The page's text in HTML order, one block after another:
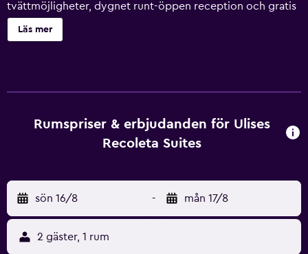
tvättmöjligheter, dygnet runt-öppen reception och gratis
dagstidningar. Ulises Recoleta Suites erbjuder 26
luftkonditionerade rum med minibar och
kabelpremiumkanaler och betalfilmer. Rummen på detta
hotell med 3,5 stjärnor har pentry med kylskåp,
lyxtoalettartiklar och bidéer. Gäster har tillgång till gratis
wi-fi. Boendet tillhandahåller skrivbord, gratis
dagstidningar och telefon. Dessutom har rummen hårtork
och gratis toalettartiklar. Mikrovågsugn, massage på
Läs mer
Rumspriser & erbjudanden för Ulises
Recoleta Suites
sön 16/8 - mån 17/8
2 gäster, 1 rum